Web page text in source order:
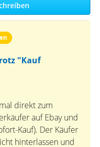
"Kauf
direkt zum
auf Ebay und
Kauf). Der Käufer
hinterlassen und